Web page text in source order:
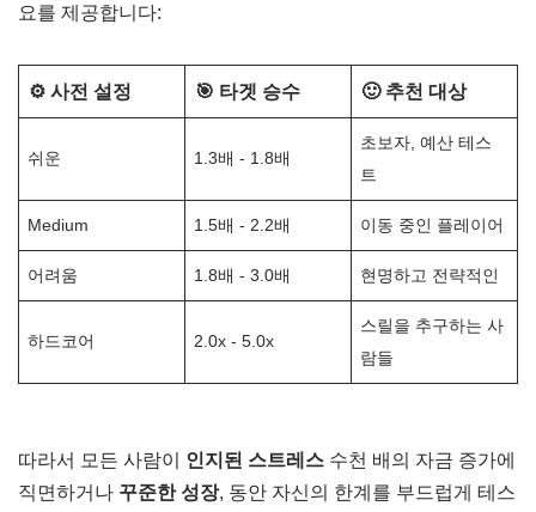
요를 제공합니다:
⚙️ 사전 설정 🎯 타겟 승수 🙂 추천 대상
쉬운 1.3배 - 1.8배
초보자, 예산 테스
트
Medium 1.5배 - 2.2배 이동 중인 플레이어
어려움 1.8배 - 3.0배 현명하고 전략적인
하드코어 2.0x - 5.0x
스릴을 추구하는 사
람들
따라서 모든 사람이 인지된 스트레스 수천 배의 자금 증가에
직면하거나 꾸준한 성장, 동안 자신의 한계를 부드럽게 테스